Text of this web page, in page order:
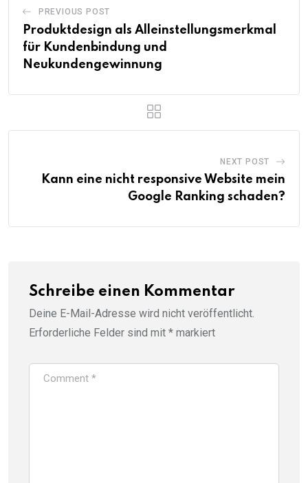
PREVIOUS POST
Produktdesign als Alleinstellungsmerkmal
für Kundenbindung und
Neukundengewinnung
NEXT POST
Kann eine nicht responsive Website mein
Google Ranking schaden?
Schreibe einen Kommentar
Deine E-Mail-Adresse wird nicht veröffentlicht.
Erforderliche Felder sind mit * markiert